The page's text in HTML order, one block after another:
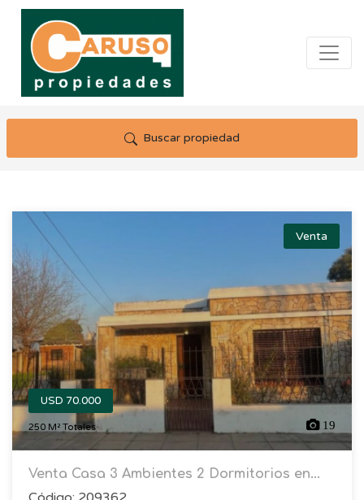
Buscar propiedad
Venta
USD 70.000
250 M² Totales 19
Venta Casa 3 Ambientes 2 Dormitorios en...